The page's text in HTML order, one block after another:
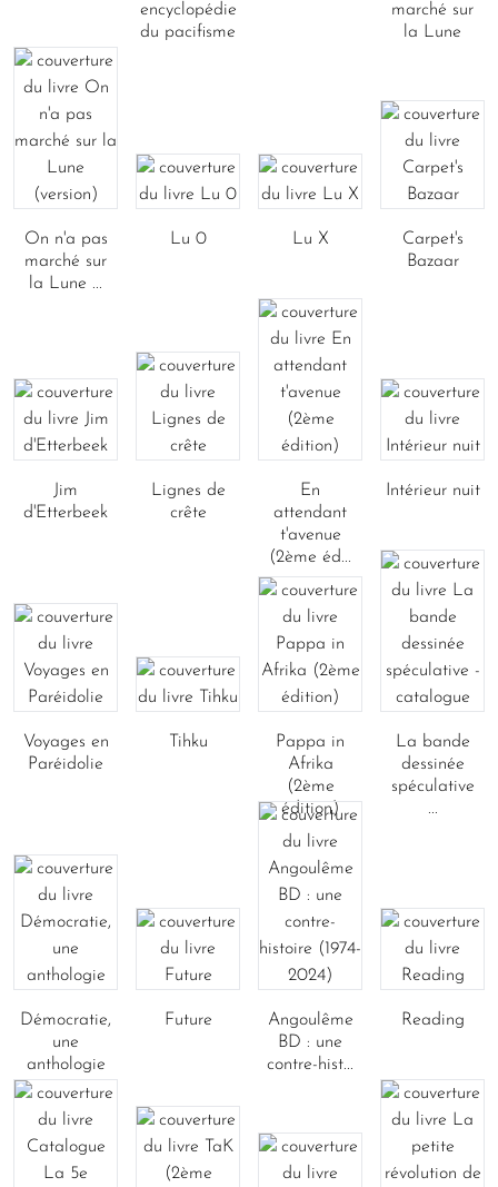
encyclopédie
du pacifisme
marché sur
la Lune
On n'a pas
marché sur
la Lune ...
Lu 0 Lu X
Carpet's
Bazaar
Jim
d'Etterbeek
Lignes de
crête
En
attendant
t'avenue
(2ème éd...
Intérieur nuit
Voyages en
Paréidolie
Tihku
Pappa in
Afrika
(2ème
édition)
La bande
dessinée
spéculative
...
Démocratie,
une
anthologie
Future
Angoulême
BD : une
contre-hist...
Reading